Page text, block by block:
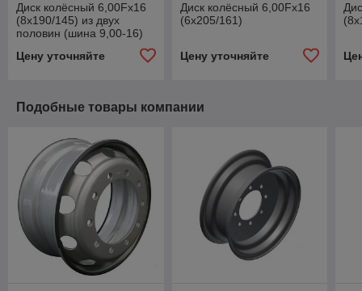
Диск колёсный 6,00Fx16
(8х190/145) из двух
половин (шина 9,00-16)
Цену уточняйте
Диск колёсный 6,00Fx16
(6х205/161)
Цену уточняйте
Подобные товары компании